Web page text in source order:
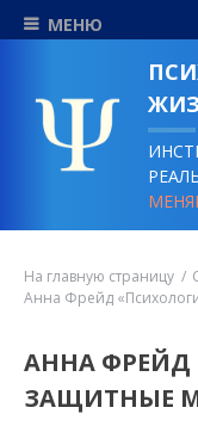
МЕНЮ
На главную страницу
Анна Фрейд
АННА ФРЕЙД
ЗАЩИТНЫЕ